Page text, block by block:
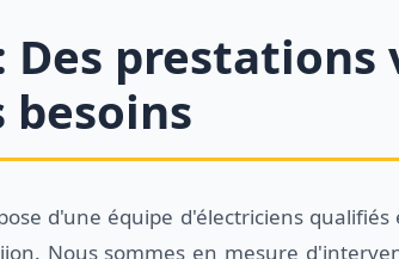
prestations
besoins
d'une équipe d'électriciens
Nous sommes en mesure